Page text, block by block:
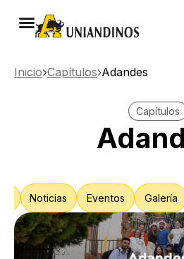
Inicio Capítulos Adandes
Capítulos
Noticias Eventos Galería